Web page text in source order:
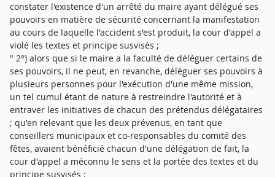
constater l'existence d'un arrêté du maire ayant délégué ses
pouvoirs en matière de sécurité concernant la manifestation
au cours de laquelle l'accident s'est produit, la cour d'appel a
violé les textes et principe susvisés ;
" 2°) alors que si le maire a la faculté de déléguer certains de
ses pouvoirs, il ne peut, en revanche, déléguer ses pouvoirs à
plusieurs personnes pour l'exécution d'une même mission,
un tel cumul étant de nature à restreindre l'autorité et à
entraver les initiatives de chacun des prétendus délégataires
; qu'en relevant que les deux prévenus, en tant que
conseillers municipaux et co-responsables du comité des
fêtes, avaient bénéficié chacun d'une délégation de fait, la
cour d'appel a méconnu le sens et la portée des textes et du
principe susvisés ;